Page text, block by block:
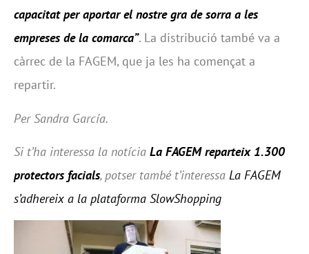
capacitat per aportar el nostre gra de sorra a les
empreses de la comarca”. La distribució també va a
càrrec de la FAGEM, que ja les ha començat a
repartir.
Per Sandra García.
Si t’ha interessa la notícia La FAGEM reparteix 1.300
protectors facials, potser també t’interessa La FAGEM
s’adhereix a la plataforma SlowShopping